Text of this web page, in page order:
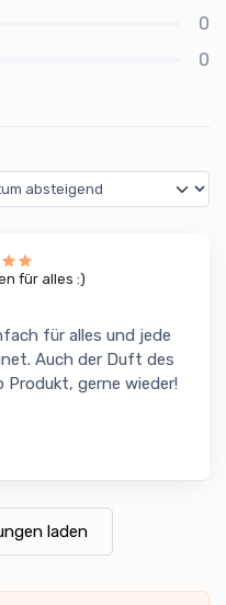
0
0
für alles :)
für alles und jede
Auch der Duft des
gerne wieder!
laden